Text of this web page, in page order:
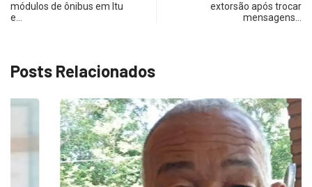
módulos de ônibus em Itu
e…
extorsão após trocar
mensagens…
Posts Relacionados